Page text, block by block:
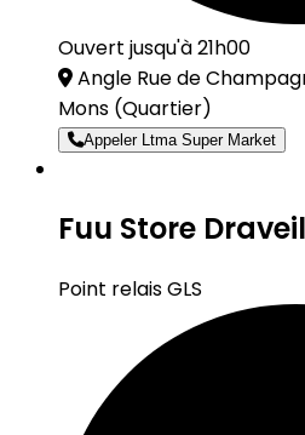
Ouvert jusqu'à 21h00
Angle Rue de
Mons (Quartier)
Appeler Ltma Super Market
Fuu Store
Point relais GLS